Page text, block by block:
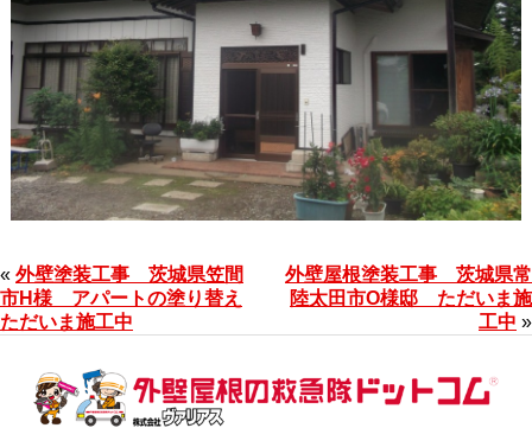
« 外壁塗装工事 茨城県笠間
市H様 アパートの塗り替え
ただいま施工中
外壁屋根塗装工事 茨城県常
陸太田市O様邸 ただいま施
工中 »